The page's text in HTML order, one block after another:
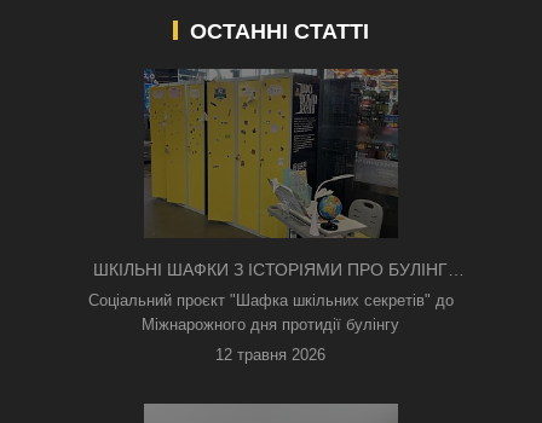
ОСТАННІ СТАТТІ
ШКІЛЬНІ ШАФКИ З ІСТОРІЯМИ ПРО БУЛІНГ
З'ЯВИЛИСЯ В КИЄВІ
Соціальний проєкт "Шафка шкільних секретів" до
Міжнарожного дня протидії булінгу
12 травня 2026